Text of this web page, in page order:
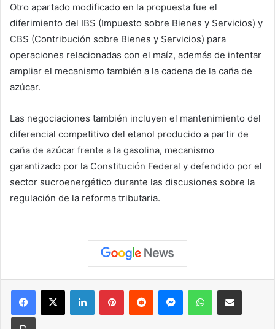
Otro apartado modificado en la propuesta fue el
diferimiento del IBS (Impuesto sobre Bienes y Servicios) y
CBS (Contribución sobre Bienes y Servicios) para
operaciones relacionadas con el maíz, además de intentar
ampliar el mecanismo también a la cadena de la caña de
azúcar.
Las negociaciones también incluyen el mantenimiento del
diferencial competitivo del etanol producido a partir de
caña de azúcar frente a la gasolina, mecanismo
garantizado por la Constitución Federal y defendido por el
sector sucroenergético durante las discusiones sobre la
regulación de la reforma tributaria.
Facebook
X LinkedInPinterestReddit MessengerWhatsAppCompartir vía correo
Imprimir